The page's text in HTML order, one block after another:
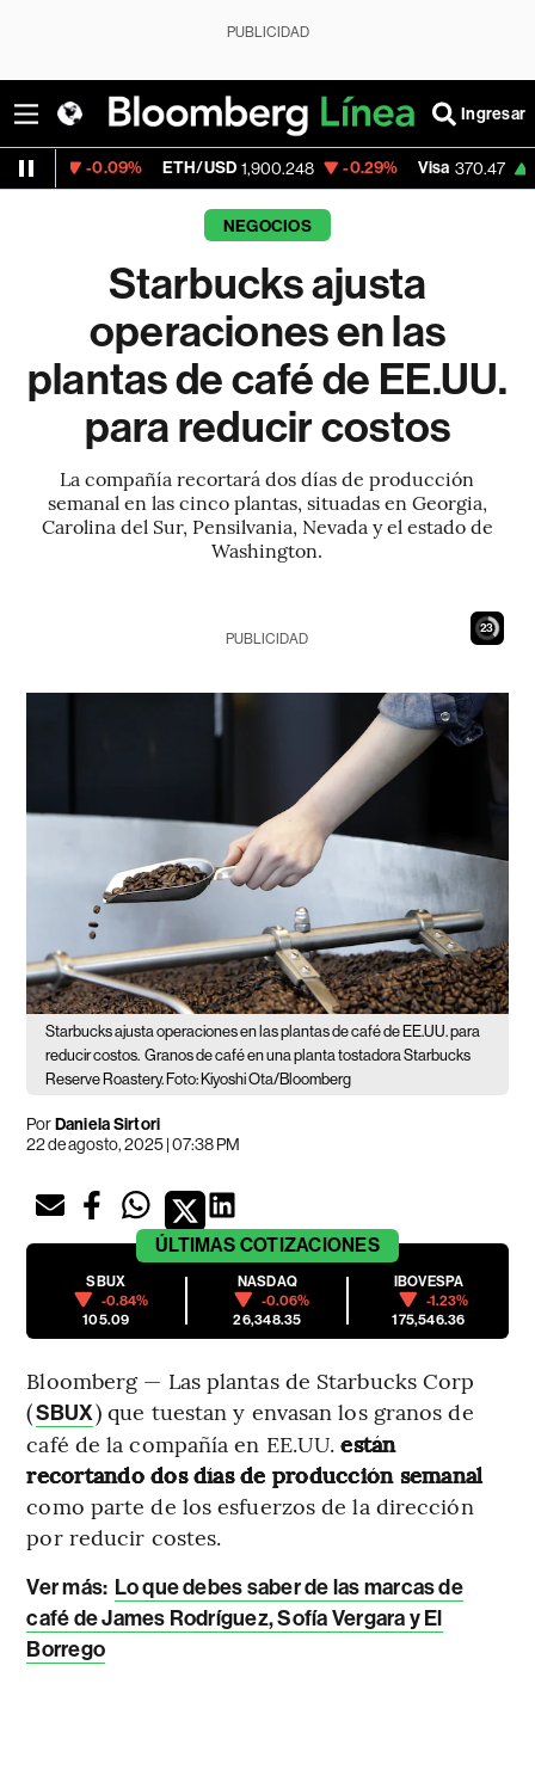
PUBLICIDAD
Ingresar
ETH/USD 1,900.248 -0.29% Visa 370.47 +0.52%
NEGOCIOS
Starbucks ajusta
operaciones en las
plantas de café de EE.UU.
para reducir costos
La compañía recortará dos días de producción
semanal en las cinco plantas, situadas en Georgia,
Carolina del Sur, Pensilvania, Nevada y el estado de
Washington.
22
PUBLICIDAD
Starbucks ajusta operaciones en las plantas de café de EE.UU. para
reducir costos. Granos de café en una planta tostadora Starbucks
Reserve Roastery. Foto: Kiyoshi Ota/Bloomberg
PorDaniela Sirtori
22 de agosto, 2025 | 07:38 PM
ÚLTIMAS COTIZACIONES
SBUX
-0.84%
105.09
NASDAQ
-0.06%
26,348.35
IBOVESPA
-1.23%
175,546.36
Bloomberg — Las plantas de Starbucks Corp
(SBUX) que tuestan y envasan los granos de
café de la compañía en EE.UU.están
recortando dos días de producción semanal
como parte de los esfuerzos de la dirección
por reducir costes.
Ver más: Lo que debes saber de las marcas de
café de James Rodríguez, Sofía Vergara y El
Borrego